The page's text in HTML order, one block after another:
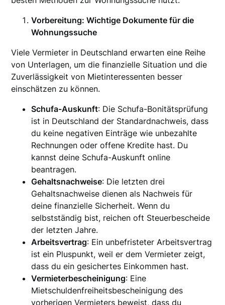
Vorbereitung: Wichtige Dokumente für die
Wohnungssuche
Viele Vermieter in Deutschland erwarten eine Reihe
von Unterlagen, um die finanzielle Situation und die
Zuverlässigkeit von Mietinteressenten besser
einschätzen zu können.
Schufa-Auskunft: Die Schufa-Bonitätsprüfung
ist in Deutschland der Standardnachweis, dass
du keine negativen Einträge wie unbezahlte
Rechnungen oder offene Kredite hast. Du
kannst deine Schufa-Auskunft online
beantragen.
Gehaltsnachweise: Die letzten drei
Gehaltsnachweise dienen als Nachweis für
deine finanzielle Sicherheit. Wenn du
selbstständig bist, reichen oft Steuerbescheide
der letzten Jahre.
Arbeitsvertrag: Ein unbefristeter Arbeitsvertrag
ist ein Pluspunkt, weil er dem Vermieter zeigt,
dass du ein gesichertes Einkommen hast.
Vermieterbescheinigung: Eine
Mietschuldenfreiheitsbescheinigung des
vorherigen Vermieters beweist, dass du